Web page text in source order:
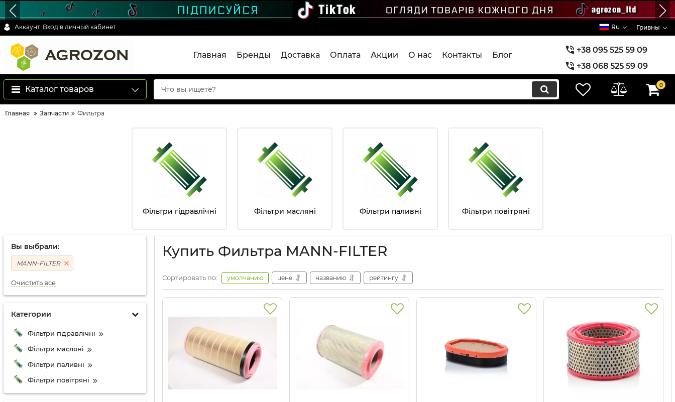
Аккаунт Вход в личный кабинет Ru Гривны
Главная Бренды Доставка Оплата Акции О нас Контакты Блог
+38 095 525 59 09
+38 068 525 59 09
+38 073 525 59 09
Каталог товаров 0
Главная Запчасти Фильтра
Фільтри гідравлічні Фільтри масляні Фільтри паливні Фільтри повітряні
Вы выбрали:
MANN-FILTER
Очистить все
Категории
Фільтри гідравлічні
Фільтри масляні
Фільтри паливні
Фільтри повітряні
Купить Фильтра MANN-FILTER
Сортировать по: умолчанию цене названию рейтингу